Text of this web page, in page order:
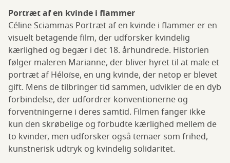
Portræt af en kvinde i flammer
Céline Sciammas Portræt af en kvinde i flammer er en
visuelt betagende film, der udforsker kvindelig
kærlighed og begær i det 18. århundrede. Historien
følger maleren Marianne, der bliver hyret til at male et
portræt af Héloïse, en ung kvinde, der netop er blevet
gift. Mens de tilbringer tid sammen, udvikler de en dyb
forbindelse, der udfordrer konventionerne og
forventningerne i deres samtid. Filmen fanger ikke
kun den skrøbelige og forbudte kærlighed mellem de
to kvinder, men udforsker også temaer som frihed,
kunstnerisk udtryk og kvindelig solidaritet.